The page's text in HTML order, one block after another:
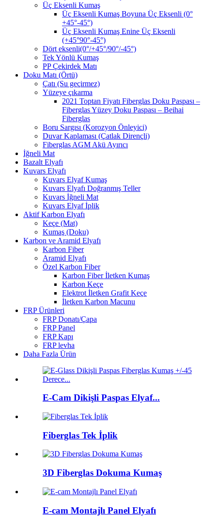
Üç Eksenli Kumaş
Üç Eksenli Kumaş Boyuna Üç Eksenli (0°
+45°-45°)
Üç Eksenli Kumaş Enine Üç Eksenli
(+45°90°-45°)
Dört eksenli(0°/+45°/90°/-45°)
Tek Yönlü Kumaş
PP Çekirdek Matı
Doku Matı (Örtü)
Çatı (Su geçirmez)
Yüzeye çıkarma
2021 Toptan Fiyatı Fiberglas Doku Paspası –
Fiberglas Yüzey Doku Paspası – Beihai
Fiberglas
Boru Sargısı (Korozyon Önleyici)
Duvar Kaplaması (Çatlak Dirençli)
Fiberglas AGM Akü Ayırıcı
İğneli Mat
Bazalt Elyafı
Kuvars Elyafı
Kuvars Elyaf Kumaş
Kuvars Elyafı Doğranmış Teller
Kuvars İğneli Mat
Kuvars Elyaf İplik
Aktif Karbon Elyafı
Keçe (Mat)
Kumaş (Doku)
Karbon ve Aramid Elyafı
Karbon Fiber
Aramid Elyafı
Özel Karbon Fiber
Karbon Fiber İletken Kumaş
Karbon Keçe
Elektrot İletken Grafit Keçe
İletken Karbon Macunu
FRP Ürünleri
FRP Donatı/Çapa
FRP Panel
FRP Kapı
FRP levha
Daha Fazla Ürün
E-Cam Dikişli Paspas Elyaf...
Fiberglas Tek İplik
3D Fiberglas Dokuma Kumaş
E-cam Montajlı Panel Elyafı